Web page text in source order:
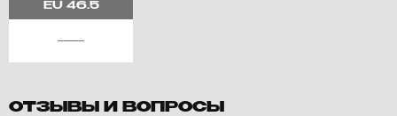
EU46.5
ОТЗЫВЫ И ВОПРОСЫ